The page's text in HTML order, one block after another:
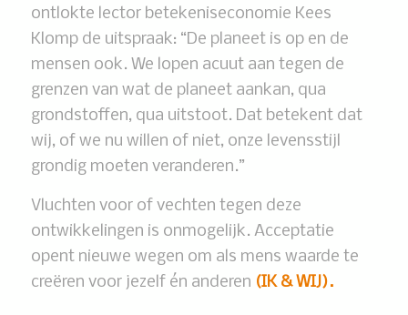
ontlokte lector betekeniseconomie Kees
Klomp de uitspraak: “De planeet is op en de
mensen ook. We lopen acuut aan tegen de
grenzen van wat de planeet aankan, qua
grondstoffen, qua uitstoot. Dat betekent dat
wij, of we nu willen of niet, onze levensstijl
grondig moeten veranderen.”
Vluchten voor of vechten tegen deze
ontwikkelingen is onmogelijk. Acceptatie
opent nieuwe wegen om als mens waarde te
creëren voor jezelf én anderen (IK & WIJ).